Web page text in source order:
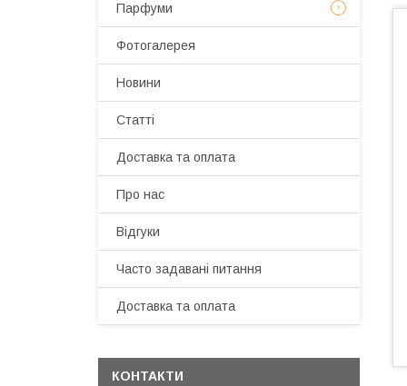
Парфуми
Фотогалерея
Новини
Статті
Доставка та оплата
Про нас
Відгуки
Часто задавані питання
Доставка та оплата
КОНТАКТИ